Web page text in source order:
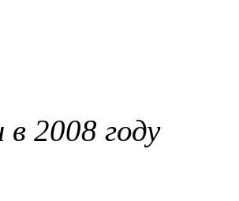
в 2008 году